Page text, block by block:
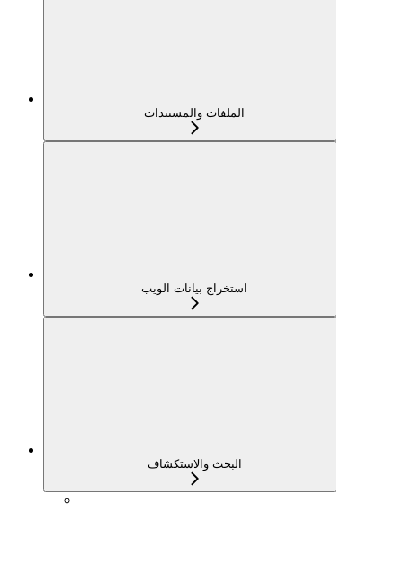
الملفات والمستندات
استخراج بيانات الويب
البحث والاستكشاف